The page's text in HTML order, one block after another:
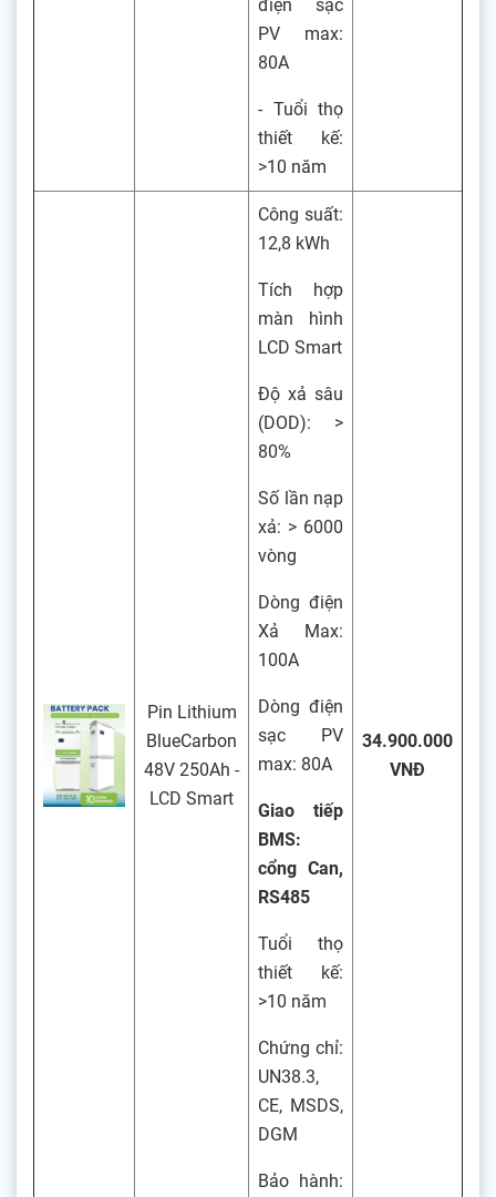
điện sạc
PV max:
80A
- Tuổi thọ
thiết kế:
>10 năm
Pin Lithium
BlueCarbon
48V 250Ah -
LCD Smart
Công suất:
12,8 kWh
Tích hợp
màn hình
LCD Smart
Độ xả sâu
(DOD): >
80%
Số lần nạp
xả: > 6000
vòng
Dòng điện
Xả Max:
100A
Dòng điện
sạc PV
max: 80A
Giao tiếp
BMS:
cổng Can,
RS485
Tuổi thọ
thiết kế:
>10 năm
Chứng chỉ:
UN38.3,
CE, MSDS,
DGM
Bảo hành:
34.900.000
VNĐ